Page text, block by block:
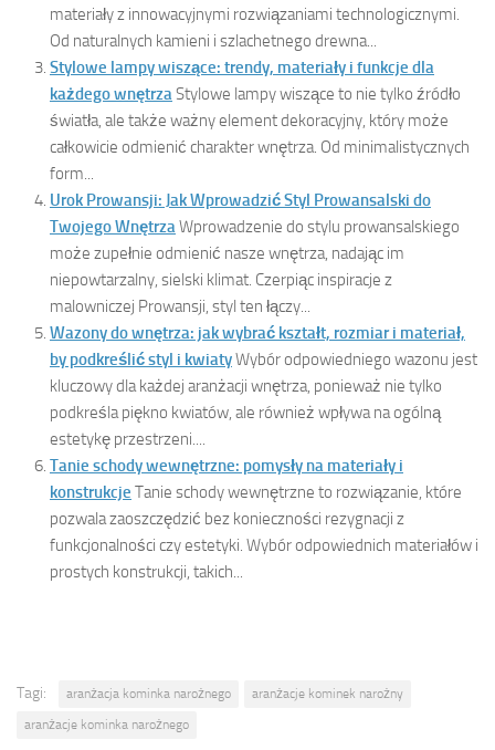
materiały z innowacyjnymi rozwiązaniami technologicznymi.
Od naturalnych kamieni i szlachetnego drewna...
Stylowe lampy wiszące: trendy, materiały i funkcje dla
każdego wnętrzaStylowe lampy wiszące to nie tylko źródło
światła, ale także ważny element dekoracyjny, który może
całkowicie odmienić charakter wnętrza. Od minimalistycznych
form...
Urok Prowansji: Jak Wprowadzić Styl Prowansalski do
Twojego WnętrzaWprowadzenie do stylu prowansalskiego
może zupełnie odmienić nasze wnętrza, nadając im
niepowtarzalny, sielski klimat. Czerpiąc inspiracje z
malowniczej Prowansji, styl ten łączy...
Wazony do wnętrza: jak wybrać kształt, rozmiar i materiał,
by podkreślić styl i kwiatyWybór odpowiedniego wazonu jest
kluczowy dla każdej aranżacji wnętrza, ponieważ nie tylko
podkreśla piękno kwiatów, ale również wpływa na ogólną
estetykę przestrzeni....
Tanie schody wewnętrzne: pomysły na materiały i
konstrukcje Tanie schody wewnętrzne to rozwiązanie, które
pozwala zaoszczędzić bez konieczności rezygnacji z
funkcjonalności czy estetyki. Wybór odpowiednich materiałów i
prostych konstrukcji, takich...
Tagi: aranżacja kominka narożnego
aranżacje kominek narożny
aranżacje kominka narożnego